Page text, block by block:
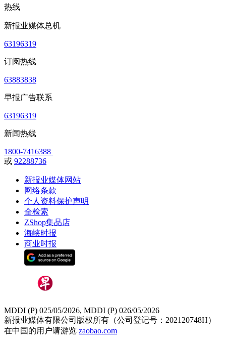
热线
新报业媒体总机
63196319
订阅热线
63883838
早报广告联系
63196319
新闻热线
1800-7416388
或 92288736
新报业媒体网站
网络条款
个人资料保护声明
全检索
ZShop集品店
海峡时报
商业时报
MDDI (P) 025/05/2026, MDDI (P) 026/05/2026
新报业媒体有限公司版权所有（公司登记号：202120748H）
在中国的用户请游览 zaobao.com